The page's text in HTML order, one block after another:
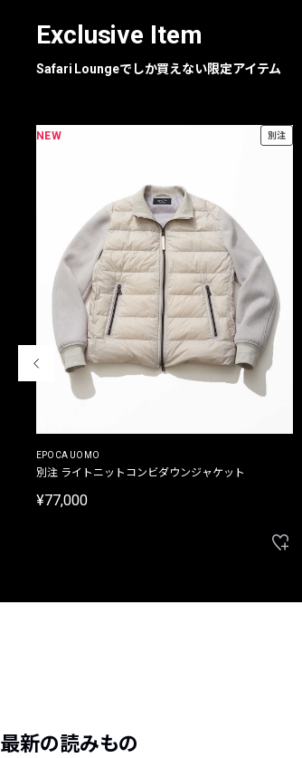
Exclusive Item
Safari Loungeでしか買えない限定アイテム
NEW 別注
EPOCA UOMO
別注 ライトニットコンビダウンジャケット
¥77,000
最新の読みもの